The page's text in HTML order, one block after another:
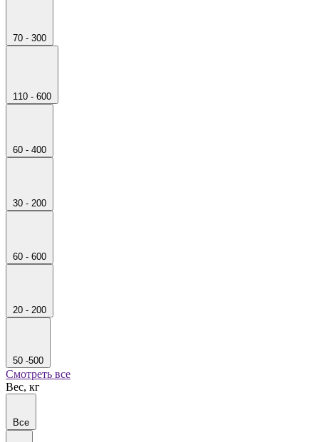
70 - 300
110 - 600
60 - 400
30 - 200
60 - 600
20 - 200
50 -500
Смотреть все
Вес, кг
Все